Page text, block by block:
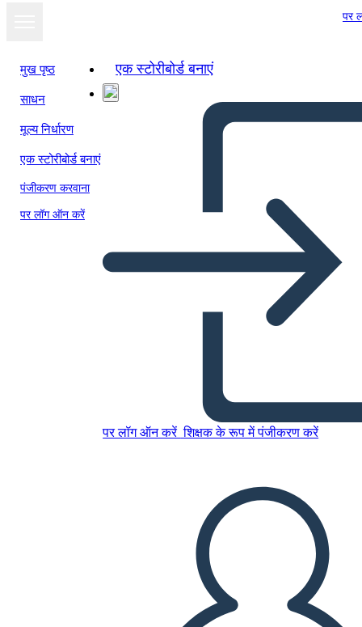
पर
मुख पृष्ठ
साधन
मूल्य निर्धारण
एक स्टोरीबोर्ड बनाएं
पंजीकरण करवाना
पर लॉग ऑन करें
एक स्टोरीबोर्ड बनाएं
पर लॉग ऑन करें शिक्षक के रूप में पंजीकरण करें
इस स्टोरीबोर्ड को कॉपी करें
मुझे पढ़कर सुनाओ
स्लाइड शो के रूप में
देखें